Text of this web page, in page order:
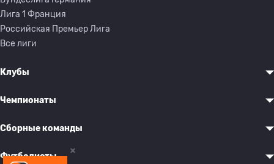
Лига 1 Франция
Российская Премьер Лига
Все лиги
Клубы
Чемпионаты
Сборные команды
Футболисты